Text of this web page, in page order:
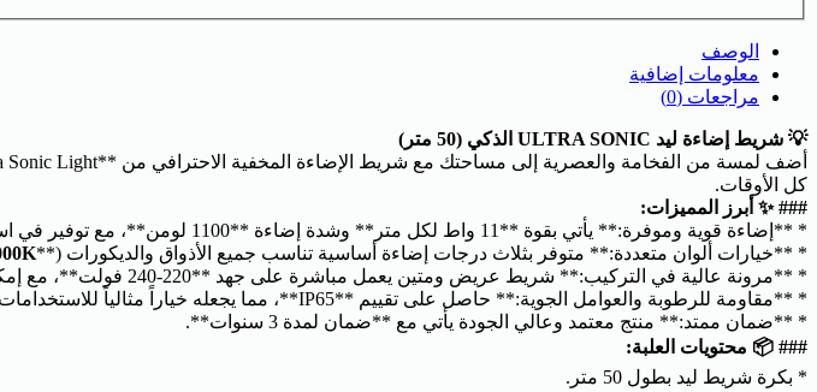
الوصف
معلومات إضافية
مراجعات (0)
💡 شريط إضاءة ليد ULTRA SONIC الذكي (50 متر)
كل الأوقات.
### ✨ أبرز المميزات:
* **إضاءة قوية وموفرة:** يأتي بقوة **11 واط لكل متر** وشدة إضاءة **1100 لومن**، مع توفير في استهلاك الطاقة يصل إلى **80%**.
* **خيارات ألوان متعددة:** متوفر بثلاث درجات إضاءة أساسية تناسب جميع الأذواق والديكورات (**
* **مرونة عالية في التركيب:** شريط عريض ومتين يعمل مباشرة على جهد **220-240 فولت**، مع إمكانية القص كل **10 سم** لمرونة تامة في التصميم.
* **مقاومة للرطوبة والعوامل الجوية:** حاصل على تقييم **IP65**، مما يجعله خياراً مثالياً للاستخدامات الداخلية والخارجية والواجهات.
* **ضمان ممتد:** منتج معتمد وعالي الجودة يأتي مع **ضمان لمدة 3 سنوات**.
### 📦 محتويات العلبة:
* بكرة شريط ليد بطول 50 متر.